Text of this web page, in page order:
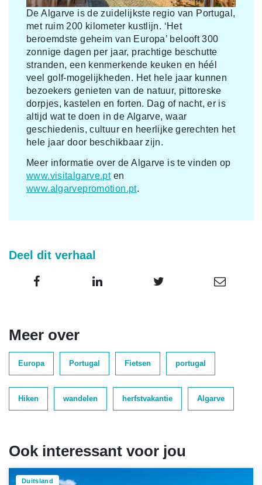
De Algarve is de zuidelijkste regio van Portugal,
met ruim 200 kilometer kustlijn. ‘Het
beroemdste geheim van Europa’ belooft 300
zonnige dagen per jaar, prachtige beschutte
stranden, een kenmerkende keuken en héél
veel golf-mogelijkheden. Het hele jaar kunnen
bezoekers genieten van de natuur, pittoreske
dorpjes, kastelen en forten. Dag of nacht, er is
altijd wat te doen in de Algarve, waar
geschiedenis, cultuur en heerlijke gerechten het
hele jaar door beschikbaar zijn.
Meer informatie over de Algarve is te vinden op
www.visitalgarve.pten
www.algarvepromotion.pt.
Deel dit verhaal
Meer over
Europa Portugal Fietsen portugal
Hiken wandelen herfstvakantie Algarve
Ook interessant voor jou
Duitsland